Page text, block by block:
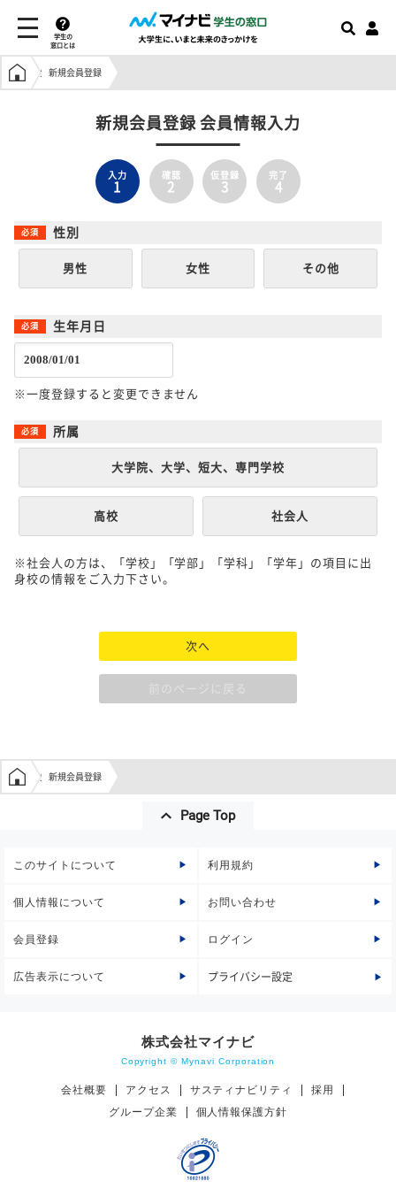
学生の
窓口とは
学生の窓口トップ
新規会員登録
新規会員登録 会員情報入力
入力
1
確認
2
仮登録
3
完了
4
性別
男性 女性 その他
生年月日
※一度登録すると変更できません
所属
大学院、大学、短大、専門学校
高校 社会人
※社会人の方は、「学校」「学部」「学科」「学年」の項目に出
身校の情報をご入力下さい。
次へ
前のページに戻る
学生の窓口トップ
新規会員登録
Page Top
このサイトについて 利用規約
個人情報について お問い合わせ
会員登録 ログイン
広告表示について プライバシー設定
株式会社マイナビ
Copyright © Mynavi Corporation
会社概要 アクセス サスティナビリティ
採用
グループ企業
個人情報保護方針